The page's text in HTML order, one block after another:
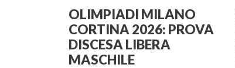
OLIMPIADI MILANO
CORTINA 2026: PROVA
DISCESA LIBERA
MASCHILE